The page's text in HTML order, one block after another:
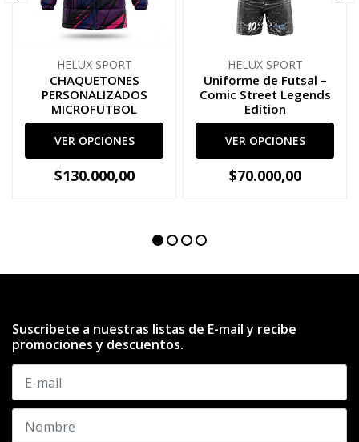
HELUX SPORT
CHAQUETONES
PERSONALIZADOS
MICROFUTBOL
VER OPCIONES
$130.000,00
HELUX SPORT
Uniforme de Futsal –
Comic Street Legends
Edition
VER OPCIONES
$70.000,00
Suscribete a nuestras listas de E-mail y recibe
promociones y descuentos.